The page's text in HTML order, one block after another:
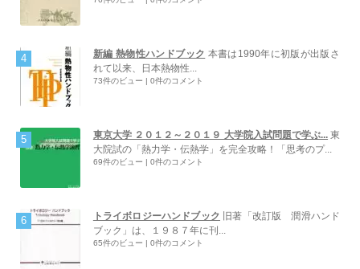
新編 熱物性ハンドブック 本書は1990年に初版が出版さ
れて以来、日本熱物性...
73件のビュー | 0件のコメント
東京大学 ２０１２～２０１９ 大学院入試問題で学ぶ... 東
大院試の「熱力学・伝熱学」を完全攻略！「思考のプ...
69件のビュー | 0件のコメント
トライボロジーハンドブック
旧著「改訂版 潤滑ハンド
ブック」は、１９８７年に刊...
65件のビュー | 0件のコメント